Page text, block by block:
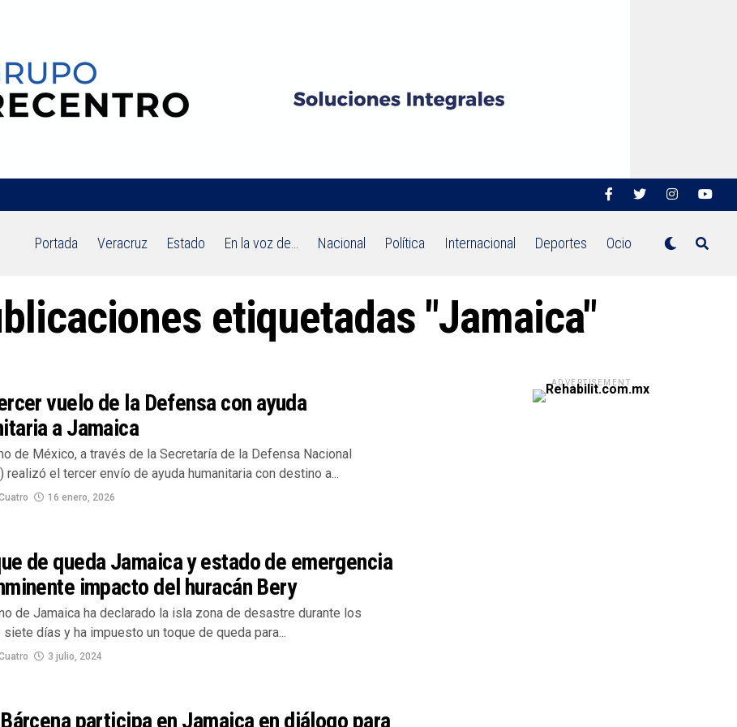
Portada Veracruz Estado En la voz de… Nacional Política Internacional Deportes Ocio
etiquetadas "Jamaica"
vuelo de la Defensa con ayuda
a Jamaica
de México, a través de la Secretaría de la Defensa Nacional
realizó el tercer envío de ayuda humanitaria con destino a...
16 enero, 2026
de queda Jamaica y estado de emergencia
impacto del huracán Bery
de Jamaica ha declarado la isla zona de desastre durante los
días y ha impuesto un toque de queda para...
3 julio, 2024
participa en Jamaica en diálogo para
ADVERTISEMENT